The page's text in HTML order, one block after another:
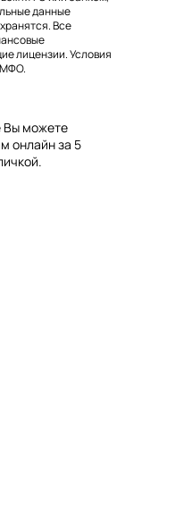
данные
Все
лицензии. Условия
МФО.
Вы можете
онлайн за 5